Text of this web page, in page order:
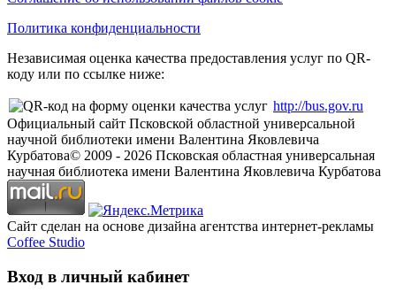
Политика конфиденциальности
Независимая оценка качества предоставления услуг по QR-
коду или по ссылке ниже:
http://bus.gov.ru
Официальный сайт Псковской областной универсальной
научной библиотеки имени Валентина Яковлевича
Курбатова© 2009 - 2026 Псковская областная универсальная
научная библиотека имени Валентина Яковлевича Курбатова
Сайт сделан на основе дизайна агентства интернет-рекламы
Coffee Studio
Вход в личный кабинет